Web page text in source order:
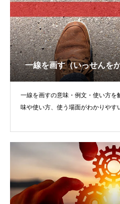
一線を画す（いっせんを
一線を画すの意味・例文・使い方を
味や使い方、使う場面がわかりやす